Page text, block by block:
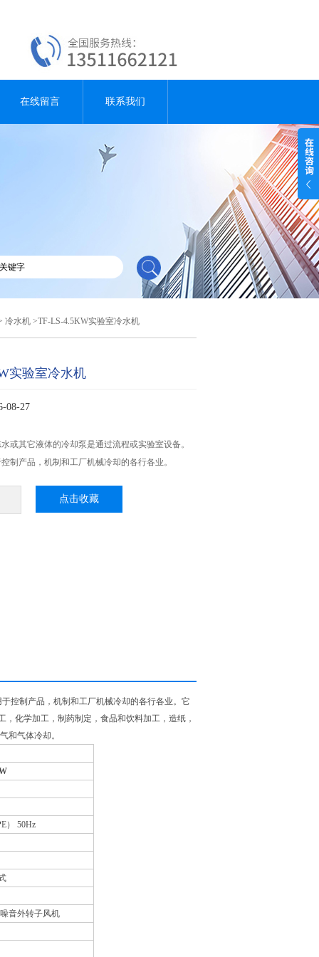
在线留言 联系我们
冷水机 >TF-LS-4.5KW实验室冷水机
实验室冷水机
08-27
或其它液体的冷却泵是通过流程或实验室设备。
制产品，机制和工厂机械冷却的各行各业。
点击收藏
控制产品，机制和工厂机械冷却的各行各业。它
化学加工，制药制定，食品和饮料加工，造纸，
和气体冷却。
） 50Hz
音外转子风机